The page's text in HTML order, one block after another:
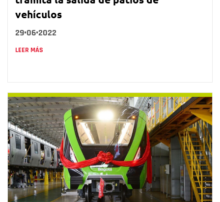
vehículos
29•06•2022
LEER MÁS